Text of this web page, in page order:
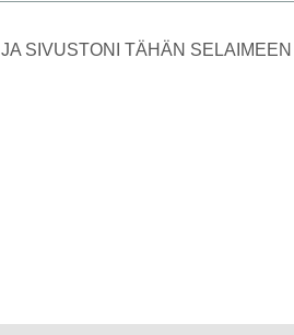
SIVUSTONI TÄHÄN